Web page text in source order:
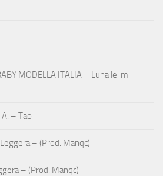
MODELLA ITALIA – Luna lei mi
A. – Tao
– (Prod. Manqc)
– (Prod. Manqc)